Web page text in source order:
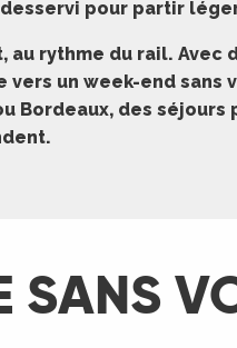
pour partir
rythme du rail. Avec
vers un week-end sans
Bordeaux, des séjours
SANS